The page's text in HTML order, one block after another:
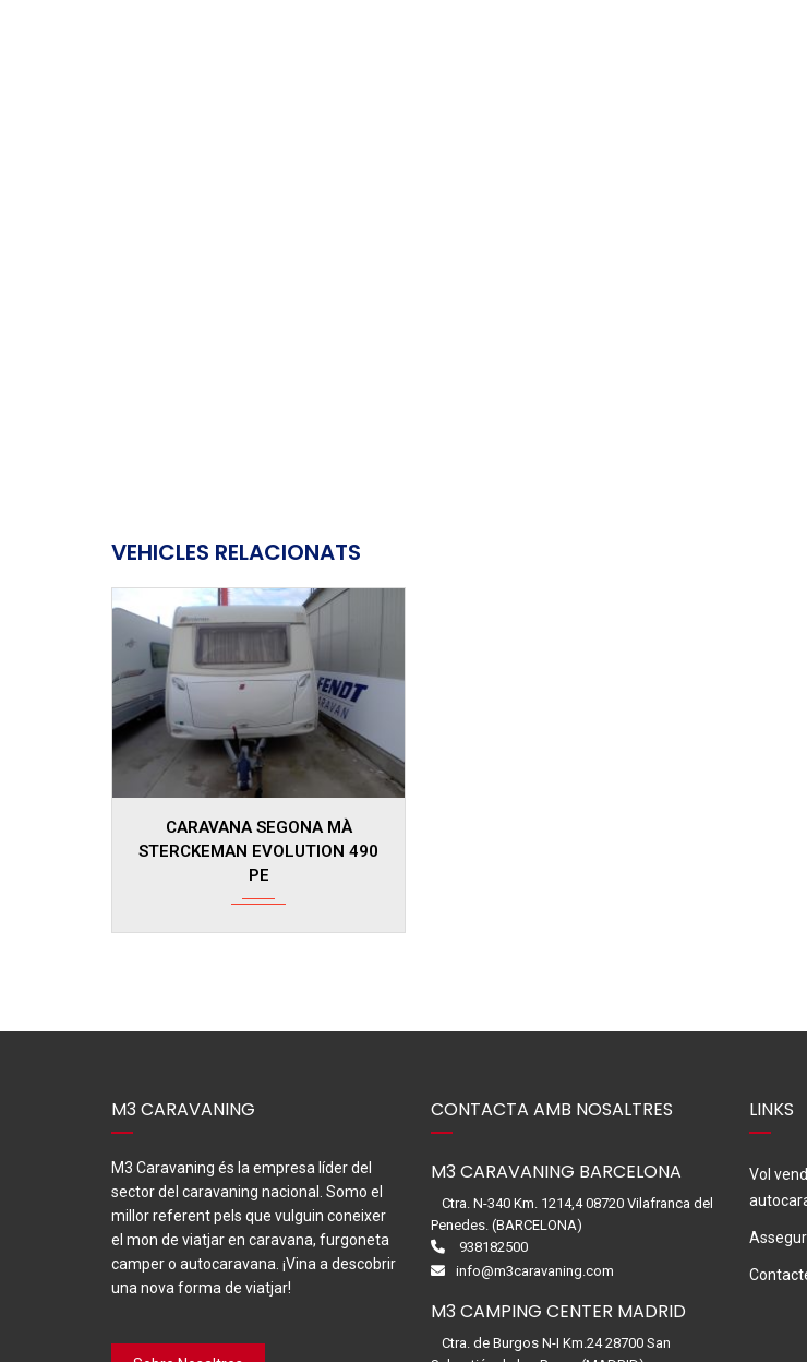
VEHICLES RELACIONATS
2007
CARAVANA SEGONA MÀ
STERCKEMAN EVOLUTION 490
PE
M3 CARAVANING
M3 Caravaning és la empresa líder del
sector del caravaning nacional. Somo el
millor referent pels que vulguin coneixer
el mon de viatjar en caravana, furgoneta
camper o autocaravana. ¡Vina a descobrir
una nova forma de viatjar!
CONTACTA AMB NOSALTRES
M3 CARAVANING BARCELONA
Ctra. N-340 Km. 1214,4 08720 Vilafranca del
Penedes. (BARCELONA)
938182500
info@m3caravaning.com
M3 CAMPING CENTER MADRID
Ctra. de Burgos N-I Km.24 28700 San
LINKS
Vol